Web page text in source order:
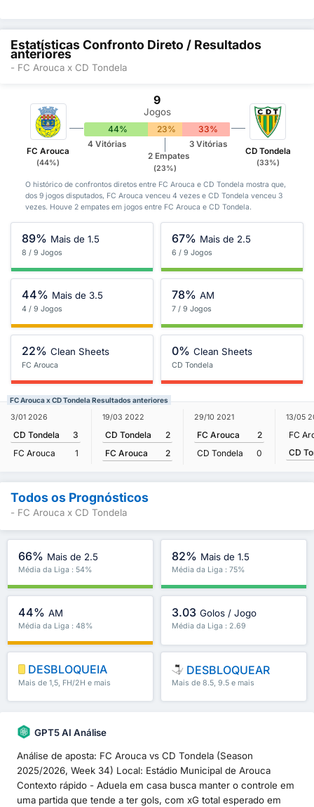
Estatísticas Confronto Direto / Resultados
anteriores
- FC Arouca x CD Tondela
FC Arouca
(44%)
9
Jogos
44% 23% 33%
4 Vitórias
2 Empates
(23%)
3 Vitórias
CD Tondela
(33%)
O histórico de confrontos diretos entre FC Arouca e CD Tondela mostra que,
dos 9 jogos disputados, FC Arouca venceu 4 vezes e CD Tondela venceu 3
vezes. Houve 2 empates em jogos entre FC Arouca e CD Tondela.
89% Mais de 1.5
8 / 9 Jogos
67% Mais de 2.5
6 / 9 Jogos
44% Mais de 3.5
4 / 9 Jogos
78% AM
7 / 9 Jogos
22% Clean Sheets
FC Arouca
0% Clean Sheets
CD Tondela
FC Arouca x CD Tondela Resultados anteriores
3/01 2026
CD Tondela
3
FC Arouca
1
19/03 2022
CD Tondela
2
FC Arouca
2
29/10 2021
FC Arouca
2
CD Tondela
0
13/05
FC
CD
Todos os Prognósticos
- FC Arouca x CD Tondela
66% Mais de 2.5
Média da Liga : 54%
82% Mais de 1.5
Média da Liga : 75%
44% AM
Média da Liga : 48%
3.03 Golos / Jogo
Média da Liga : 2.69
DESBLOQUEIA
Mais de 1,5, FH/2H e mais
DESBLOQUEAR
Mais de 8.5, 9.5 e mais
GPT5 AI Análise
Análise de aposta: FC Arouca vs CD Tondela (Season
2025/2026, Week 34) Local: Estádio Municipal de Arouca
Contexto rápido - Aduela em casa busca manter o controle em
uma partida que tende a ter gols, com xG total esperado em